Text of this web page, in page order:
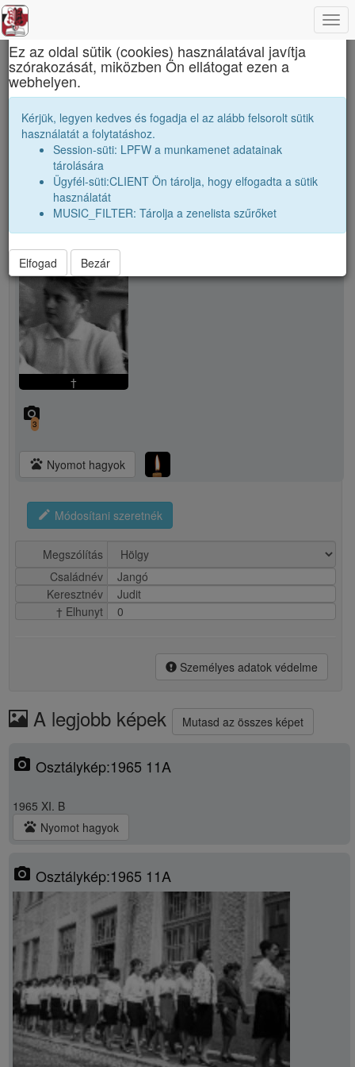
Apáczai Csere János Elméleti Líceum
Jangó Judit
whatshot
Jangó Judit
†
camera_alt
3
pets Nyomot hagyok
edit Módosítani szeretnék
Megszólítás
Családnév
Jangó
Keresztnév
Judit
† Elhunyt
0
Személyes adatok védelme
A legjobb képek Mutasd az összes képet
photo_camera Osztálykép:1965 11A
1965 XI. B
pets Nyomot hagyok
photo_camera Osztálykép:1965 11A
×
Ez az oldal sütik (cookies) használatával javítja
szórakozását, miközben Ön ellátogat ezen a
webhelyen.
Kérjük, legyen kedves és fogadja el az alább felsorolt sütik
használatát a folytatáshoz.
Session-süti: LPFW a munkamenet adatainak
tárolására
Ügyfél-süti:CLIENT Ön tárolja, hogy elfogadta a sütik
használatát
MUSIC_FILTER: Tárolja a zenelista szűrőket
Elfogad Bezár